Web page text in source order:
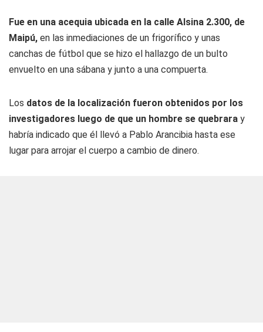
Fue en una acequia ubicada en la calle Alsina 2.300, de
Maipú, en las inmediaciones de un frigorífico y unas
canchas de fútbol que se hizo el hallazgo de un bulto
envuelto en una sábana y junto a una compuerta.
Los datos de la localización fueron obtenidos por los
investigadores luego de que un hombre se quebrara y
habría indicado que él llevó a Pablo Arancibia hasta ese
lugar para arrojar el cuerpo a cambio de dinero.